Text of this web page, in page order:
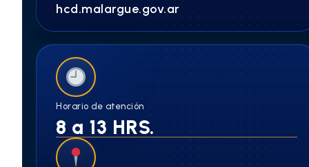
hcd.malargue.gov.ar
Horario de atención
8 a 13 HRS.